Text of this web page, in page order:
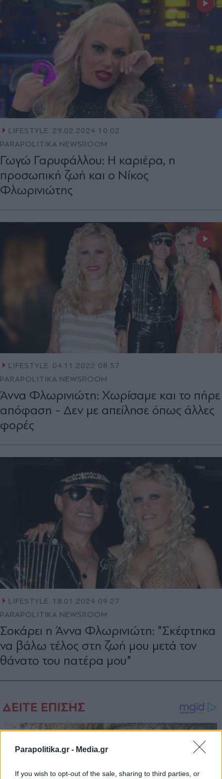
Parapolitika.gr - Media.gr
If you wish to opt-out of the sale, sharing to third parties, or
LIFESTYLE
29.02.2024 10:02
PARAPOLITIKA NEWSROOM
Γωγώ Γαρυφάλλου: Η καριέρα, η
προσωπική ζωή και ο Νίκος
Φλωρινιώτης
LIFESTYLE 04.11.2022 08:57
PARAPOLITIKA NEWSROOM
Άννα Φλωρινιώτη: Χωρίσαμε και το πήρε
απόφαση - Δεν με απείλησε όπως άλλες
φορές
LIFESTYLE 18.01.2024 09:27
PARAPOLITIKA NEWSROOM
Σοκάρει η Άννα Φλωρινιώτη: "Σκέφτηκα
να βάλω τέλος στη ζωή μου μετά τον
θάνατο του πατέρα μου"